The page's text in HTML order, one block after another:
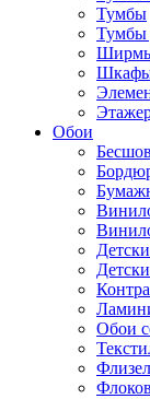
Тумбы
Тумбы
Обои
Обои